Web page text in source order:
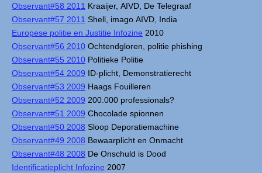
Observant#58 2011 Kraaijer, AIVD, De Telegraaf
Observant#57 2011 Shell, imago AIVD, India
Europese politie en Justitie Infozine 2010
Observant#56 2010 Ochtendgloren, politie phishing
Observant#55 2010 Politieke Politie
Observant#54 2009 ID-plicht, Demonstratierecht
Observant#53 2009 Haags Fouilleren
Observant#52 2009 200.000 professionals?
Observant#51 2009 Chocolade spionnen
Observant#50 2008 Sloop Deporatiemachine
Observant#49 2008 Bewaarplicht en Onmacht
Observant#48 2008 De Onschuld is Dood
Identificatieplicht Infozine 2007